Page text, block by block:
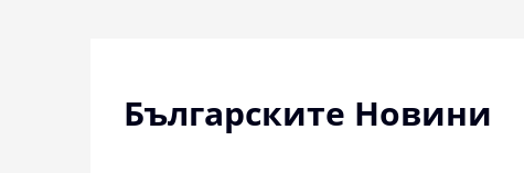
Българските Новини